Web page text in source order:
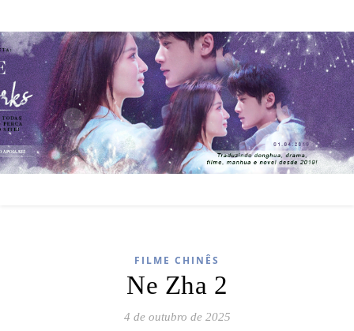
FILME CHINÊS
Ne Zha 2
4 de outubro de 2025